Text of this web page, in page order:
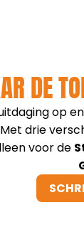
DE
op
drie
voor de